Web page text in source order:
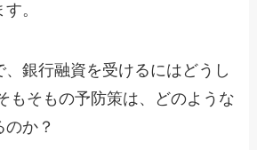
。
、銀行融資を受けるにはどうし
もそもの予防策は、どのような
か？